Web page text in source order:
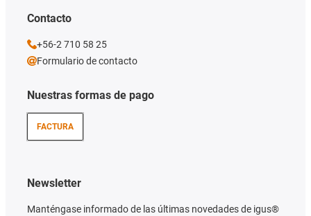
Nuestras formas de pago
FACTURA
Newsletter
Manténgase informado de las últimas novedades de igus®
Contacto
+56-2 710 58 25
Formulario de contacto